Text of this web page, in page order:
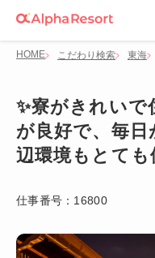
HOME こだわり検索 東海
✨寮がきれいで
が良好で、毎
辺環境もとても
仕事番号： 16800